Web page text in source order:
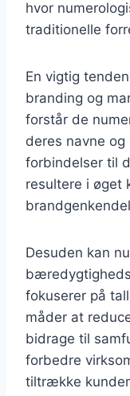
hvor
traditionelle
En vigtig
branding og
forstår de
deres navne
forbindelser til
resultere i øget
Desuden kan
fokuserer på
måder at
bidrage til
forbedre
tiltrække